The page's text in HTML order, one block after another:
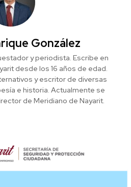
González
y periodista. Escribe en
desde los 16 años de edad.
y escritor de diversas
e historia. Actualmente se
de Meridiano de Nayarit.